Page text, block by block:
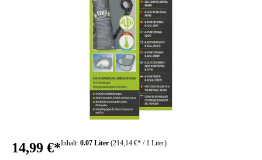
14,99 €*Inhalt: 0.07 Liter (214,14 €* / 1 Liter)